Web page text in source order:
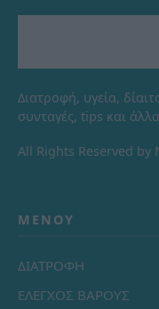
Διατροφή, υγεία,
συνταγές, tips και
All Rights Reserved by
ΜΕΝΟΎ
ΔΙΑΤΡΟΦΗ
ΕΛΕΓΧΟΣ ΒΑΡΟΥΣ